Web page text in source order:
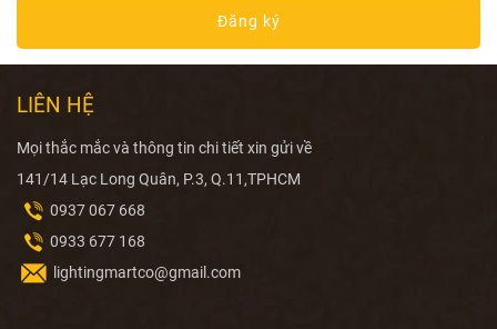
Đăng ký
LIÊN HỆ
Mọi thắc mắc và thông tin chi tiết xin gửi về
141/14 Lạc Long Quân, P.3, Q.11,TPHCM
0937 067 668
0933 677 168
lightingmartco@gmail.com